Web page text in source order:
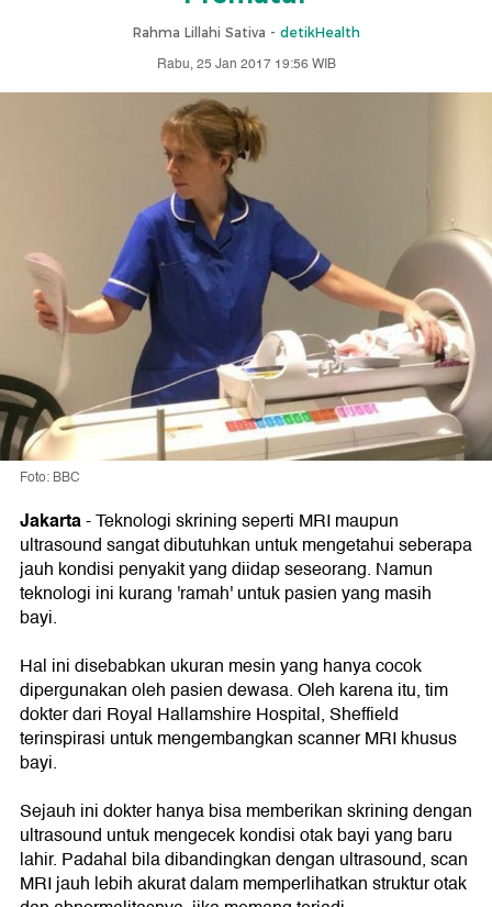
Rahma Lillahi Sativa - detikHealth
Rabu, 25 Jan 2017 19:56 WIB
Foto: BBC
Jakarta- Teknologi skrining seperti MRI maupun
ultrasound sangat dibutuhkan untuk mengetahui seberapa
jauh kondisi penyakit yang diidap seseorang. Namun
teknologi ini kurang 'ramah' untuk pasien yang masih
bayi.
Hal ini disebabkan ukuran mesin yang hanya cocok
dipergunakan oleh pasien dewasa. Oleh karena itu, tim
dokter dari Royal Hallamshire Hospital, Sheffield
terinspirasi untuk mengembangkan scanner MRI khusus
bayi.
Sejauh ini dokter hanya bisa memberikan skrining dengan
ultrasound untuk mengecek kondisi otak bayi yang baru
lahir. Padahal bila dibandingkan dengan ultrasound, scan
MRI jauh lebih akurat dalam memperlihatkan struktur otak